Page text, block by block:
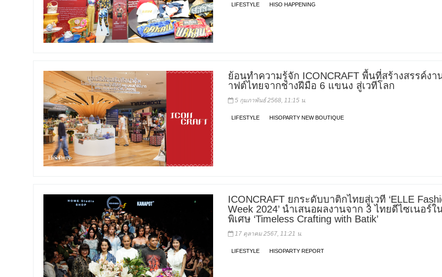
LIFESTYLE HISO HAPPENING
ย้อนทำความรู้จัก ICONCRAFT พื้นที่สร้างสรรค์งา
าฟต์ไทยจากช่างฝีมือ 6 แขนง สู่เวทีโลก
5 กุมภาพันธ์ 2568, 11:15 น.
LIFESTYLE HISOPARTY NEW BOUTIQUE
ICONCRAFT ยกระดับบาติกไทยสู่เวที ‘ELLE
Week 2024’ นำเสนอผลงานจาก 3 ไทยดีไซเนอร์ใ
พิเศษ ‘Timeless Crafting with Batik’
17 ตุลาคม 2567, 11:21 น.
LIFESTYLE HISOPARTY REPORT